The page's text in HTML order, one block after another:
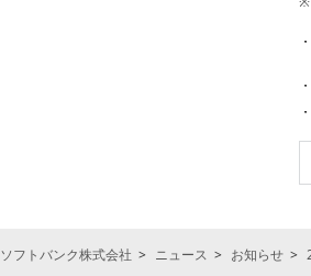
ソフトバンク株式会社 ニュース お知らせ